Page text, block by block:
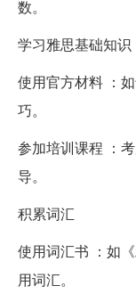
数。
学习雅思基础知识
使用官方材料 ：
巧。
参加培训课程 ：
导。
积累词汇
使用词汇书 ：如
用词汇。